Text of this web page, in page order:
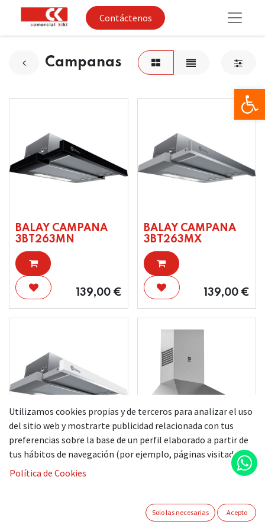
Contáctenos
Campanas
BALAY CAMPANA
3BT263MN
139,00€
BALAY CAMPANA
3BT263MX
139,00 €
BALAY CAMPANA
3BT262MB
BALAY CAMPANA
3BC666MX
239,00€
Utilizamos cookies propias y de terceros para analizar el uso
del sitio web y mostrarte publicidad relacionada con tus
preferencias sobre la base de un perfil elaborado a partir de
tus hábitos de navegación (por ejemplo, páginas visitadas).
Política de Cookies
Solo las necesarias Acepto